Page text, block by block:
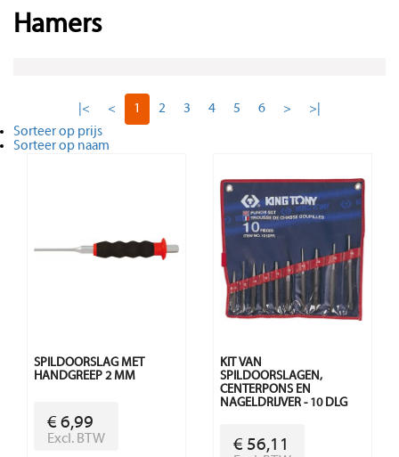
Hamers
|< < 1 2 3 4 5 6 >
>|
Sorteer op prijs
Sorteer op naam
SPILDOORSLAG MET
HANDGREEP 2 MM
€ 6,99
Excl. BTW
KIT VAN
SPILDOORSLAGEN,
CENTERPONS EN
NAGELDRIJVER - 10 DLG
€ 56,11